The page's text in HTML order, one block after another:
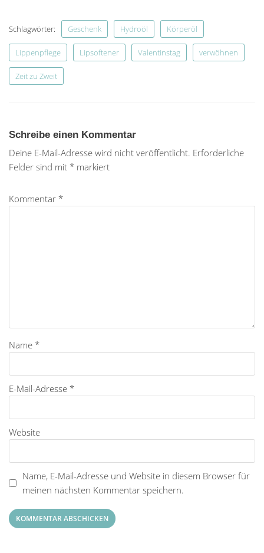
Schlagwörter: Geschenk Hydroöl Körperöl
Lippenpflege Lipsoftener Valentinstag verwöhnen
Zeit zu Zweit
Schreibe einen Kommentar
Deine E-Mail-Adresse wird nicht veröffentlicht. Erforderliche
Felder sind mit * markiert
Kommentar *
Name *
E-Mail-Adresse *
Website
Name, E-Mail-Adresse und Website in diesem Browser für
meinen nächsten Kommentar speichern.